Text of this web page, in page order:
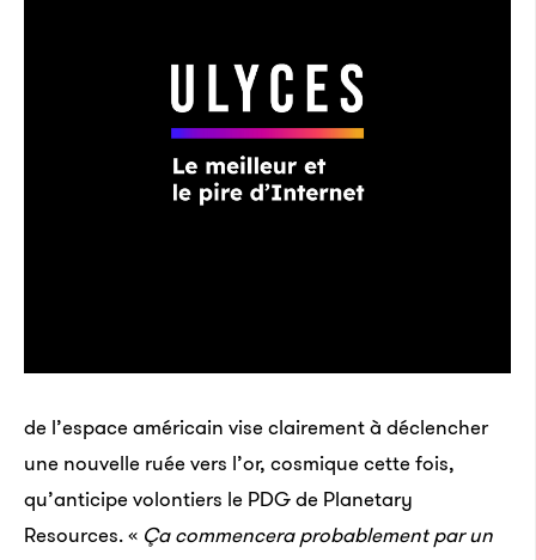
de l’espace américain vise clairement à déclencher
une nouvelle ruée vers l’or, cosmique cette fois,
qu’anticipe volontiers le PDG de Planetary
Resources. « Ça commencera probablement par un